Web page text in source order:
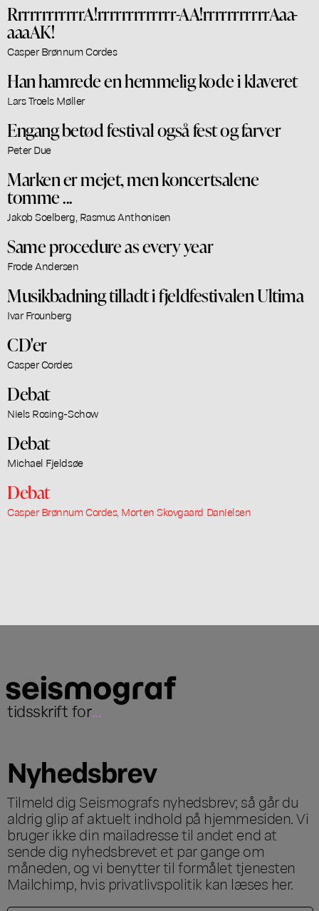
RrrrrrrrrrrrA!rrrrrrrrrrrrr-AA!rrrrrrrrrrrAaa-
aaaAK!
Casper Brønnum Cordes
Han hamrede en hemmelig kode i klaveret
Lars Troels Møller
Engang betød festival også fest og farver
Peter Due
Marken er mejet, men koncertsalene
tomme ...
Jakob Soelberg, Rasmus Anthonisen
Same procedure as every year
Frode Andersen
Musikbadning tilladt i fjeldfestivalen Ultima
Ivar Frounberg
CD'er
Casper Cordes
Debat
Niels Rosing-Schow
Debat
Michael Fjeldsøe
Debat
Casper Brønnum Cordes, Morten Skovgaard Danielsen
tidsskrift for...
Nyhedsbrev
Tilmeld dig Seismografs nyhedsbrev; så går du
aldrig glip af aktuelt indhold på hjemmesiden. Vi
bruger ikke din mailadresse til andet end at
sende dig nyhedsbrevet et par gange om
måneden, og vi benytter til formålet tjenesten
Mailchimp, hvis privatlivspolitik kan læses her.